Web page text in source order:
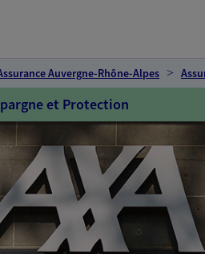
Auvergne-Rhône-Alpes
et Protection